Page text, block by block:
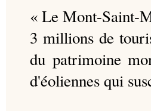
« Le Mont-Saint-
3 millions de
du patrimoine
d'éoliennes qui